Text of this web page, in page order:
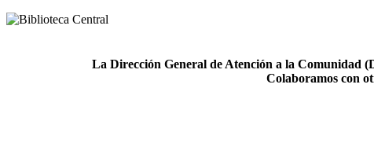
La Dirección General de Atención a la Comunidad
Colaboramos con